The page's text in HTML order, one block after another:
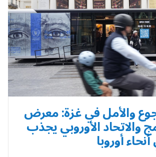
والأمل في غزة: معرض
والاتحاد الأوروبي يجذب
أوروبا